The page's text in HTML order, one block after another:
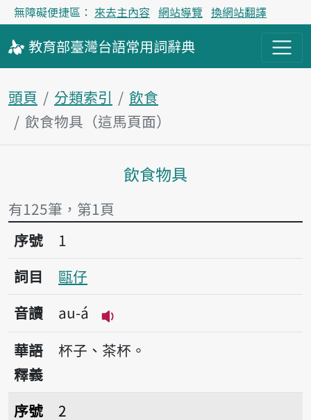
無障礙便捷區： 來去主內容 網站導覽 換網站翻譯
教育部臺灣台語常用詞辭典
頭頁 分類索引
飲食
飲食物具（這馬頁面）
主內容區
飲食物具
有125筆，第1頁
序號1甌仔
序號
1
詞目
甌仔
音讀
au-á
播放音讀au-á
華語
釋義
杯子、茶杯。
序號2肉砧
序號
2